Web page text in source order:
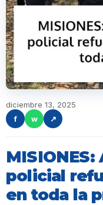
diciembre 13, 2025
f
w ↗
policial
en toda la